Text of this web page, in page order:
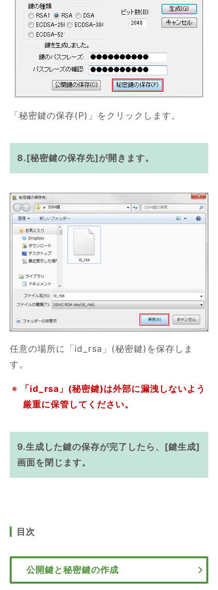
「秘密鍵の保存(P)」をクリックします。
8.[秘密鍵の保存先]が開きます。
任意の場所に「id_rsa」(秘密鍵)を保存しま
す。
※
「id_rsa」(秘密鍵)は外部に漏洩しないよう
厳重に保管してください。
9.生成した鍵の保存が完了したら、[鍵生成]
画面を閉じます。
目次
公開鍵と秘密鍵の作成